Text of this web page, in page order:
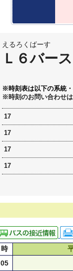
えるろくばーす
Ｌ６バー
※時刻表は以下の系統
※時刻のお問い合わせは
17
17
17
17
時
05